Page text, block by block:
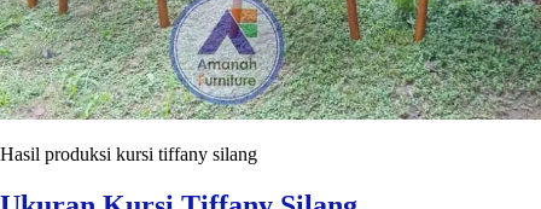
Hasil produksi kursi tiffany silang